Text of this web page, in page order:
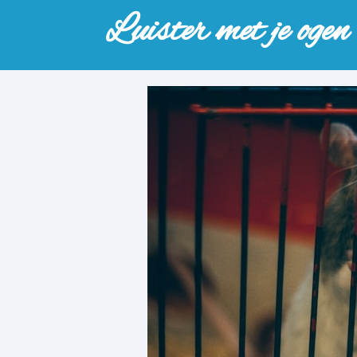
Luister met je ogen